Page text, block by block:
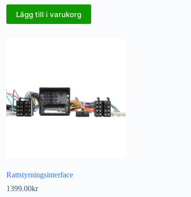
Lägg till i varukorg
Rattstyrningsinterface
1399.00kr